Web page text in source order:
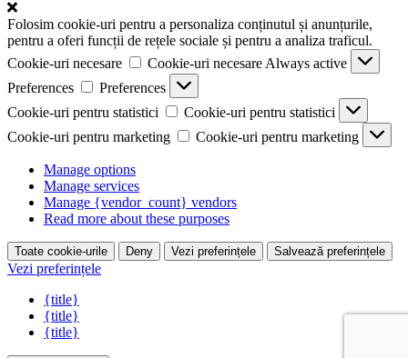
Folosim cookie-uri pentru a personaliza conținutul și anunțurile,
pentru a oferi funcții de rețele sociale și pentru a analiza traficul.
Cookie-uri necesare
Cookie-uri necesare Always active
Preferences
Preferences
Cookie-uri pentru statistici
Cookie-uri pentru statistici
Cookie-uri pentru marketing
Cookie-uri pentru marketing
Manage options
Manage services
Manage {vendor_count} vendors
Read more about these purposes
Toate cookie-urile Deny Vezi preferințele Salvează preferințele
Vezi preferințele
{title}
{title}
{title}